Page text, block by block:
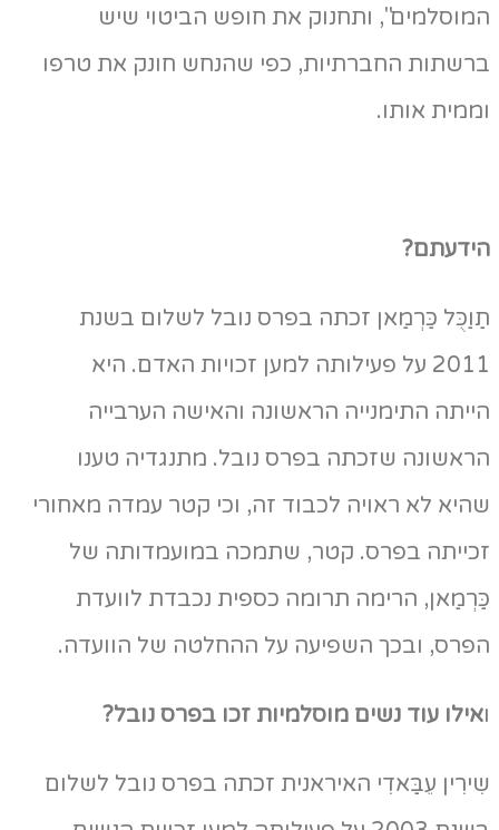
ותחנוק את חופש הביטוי שיש
החברתיות, כפי שהנחש חונק את טרפו
אותו.
כַּרְמַאן זכתה בפרס נובל לשלום בשנת
2011 על פעילותה למען זכויות האדם. היא
התימנייה הראשונה והאישה הערבייה
שזכתה בפרס נובל. מתנגדיה טענו
לא ראויה לכבוד זה, וכי קטר עמדה מאחורי
בפרס. קטר, שתמכה במועמדותה של
הרימה תרומה כספית נכבדת לוועדת
ובכך השפיעה על ההחלטה של הוועדה.
עוד נשים מוסלמיות זכו בפרס נובל?
עֵבַּאדִי האיראנית זכתה בפרס נובל לשלום